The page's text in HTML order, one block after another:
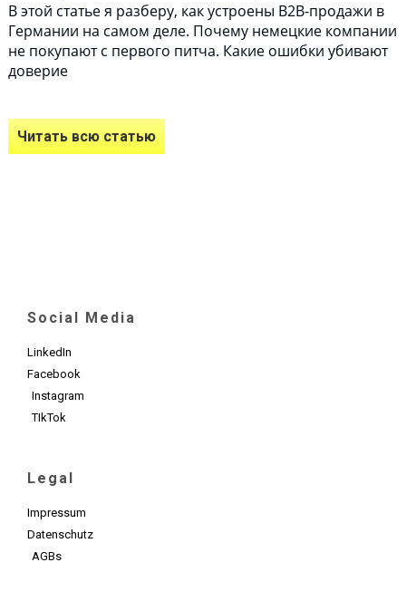
В этой статье я разберу, как устроены B2B-продажи в
Германии на самом деле. Почему немецкие компании
не покупают с первого питча. Какие ошибки убивают
доверие
Читать всю статью
Social Media
LinkedIn
Facebook
Instagram
TIkTok
Legal
Impressum
Datenschutz
AGBs